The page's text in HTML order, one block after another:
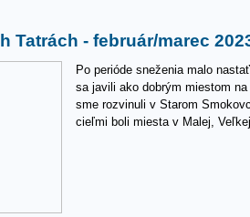
Tatrách - február/marec
Po perióde sneženia malo
sa javili ako dobrým miestom
sme rozvinuli v Starom
cieľmi boli miesta v Malej,